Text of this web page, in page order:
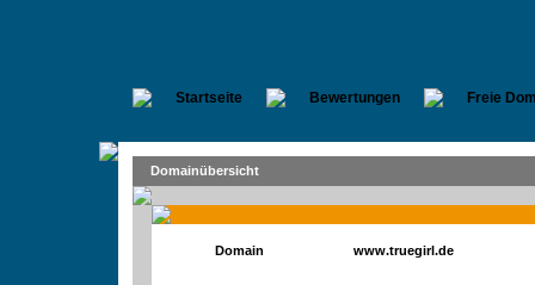
Startseite Bewertungen Freie
Domainübersicht
Domain www.truegirl.de